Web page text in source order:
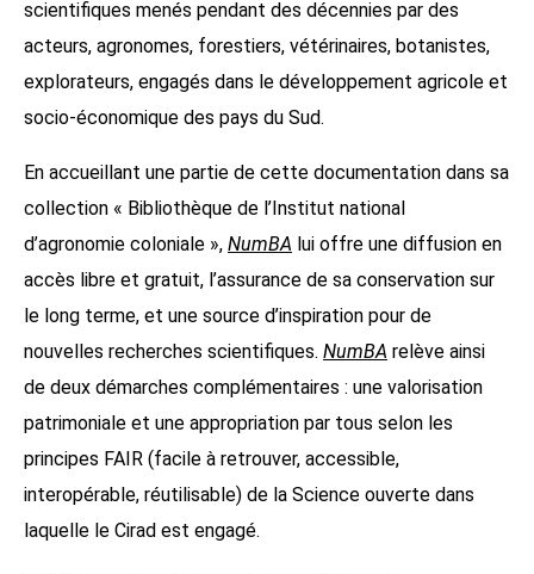
scientifiques menés pendant des décennies par des
acteurs, agronomes, forestiers, vétérinaires, botanistes,
explorateurs, engagés dans le développement agricole et
socio-économique des pays du Sud.
En accueillant une partie de cette documentation dans sa
collection « Bibliothèque de l’Institut national
d’agronomie coloniale », NumBA lui offre une diffusion en
accès libre et gratuit, l’assurance de sa conservation sur
le long terme, et une source d’inspiration pour de
nouvelles recherches scientifiques. NumBA relève ainsi
de deux démarches complémentaires : une valorisation
patrimoniale et une appropriation par tous selon les
principes FAIR (facile à retrouver, accessible,
interopérable, réutilisable) de la Science ouverte dans
laquelle le Cirad est engagé.